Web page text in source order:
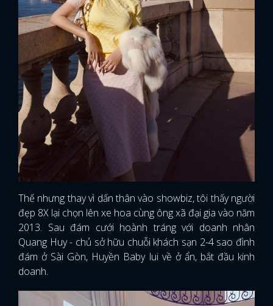
Thế nhưng thay vì dấn thân vào showbiz, tôi thấy người
đẹp 8X lại chọn lên xe hoa cùng ông xã đại gia vào năm
2013. Sau đám cưới hoành tráng với doanh nhân
Quang Huy - chủ sở hữu chuỗi khách sạn 2-4 sao đình
đám ở Sài Gòn, Huyền Baby lui về ở ẩn, bắt đầu kinh
doanh.